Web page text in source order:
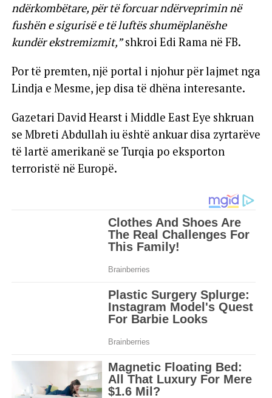
ndërkombëtare, për të forcuar ndërveprimin në
fushën e sigurisë e të luftës shumëplanëshe
kundër ekstremizmit,”shkroi Edi Rama në FB.
Por të premten, një portal i njohur për lajmet nga
Lindja e Mesme, jep disa të dhëna interesante.
Gazetari David Hearst i Middle East Eye shkruan
se Mbreti Abdullah iu është ankuar disa zyrtarëve
të lartë amerikanë se Turqia po eksporton
terroristë në Europë.